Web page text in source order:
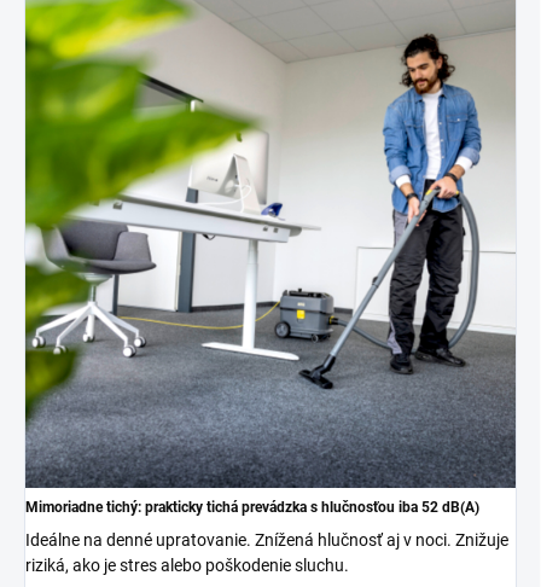
Mimoriadne tichý: prakticky tichá prevádzka s hlučnosťou iba 52 dB(A)
Ideálne na denné upratovanie. Znížená hlučnosť aj v noci. Znižuje
riziká, ako je stres alebo poškodenie sluchu.